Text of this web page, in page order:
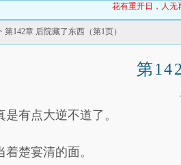
花有重开日，人无
第142章 后院藏了东西（第1页）
第
是有点大逆不道了。
着楚宴清的面。